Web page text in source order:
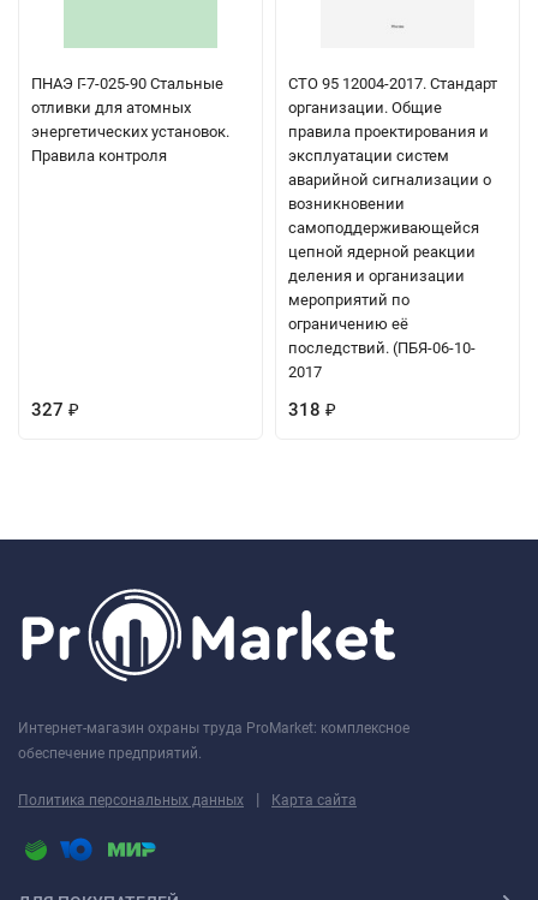
ПНАЭ Г-7-025-90 Стальные
отливки для атомных
энергетических установок.
Правила контроля
327 ₽
СТО 95 12004-2017. Стандарт
организации. Общие
правила проектирования и
эксплуатации систем
аварийной сигнализации о
возникновении
самоподдерживающейся
цепной ядерной реакции
деления и организации
мероприятий по
ограничению её
последствий. (ПБЯ-06-10-
2017
318 ₽
Интернет-магазин охраны труда ProMarket: комплексное
обеспечение предприятий.
Политика персональных данных | Карта сайта